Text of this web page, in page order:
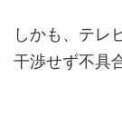
しかも、テレ
干渉せず不具